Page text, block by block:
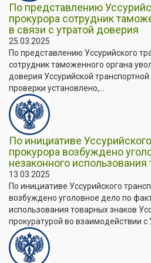
По представлению
прокурора сотрудник
в связи с утратой доверия
25.03.2025
По представлению Уссурийского
сотрудник таможенного органа
доверия Уссурийской
проверки установлено,...
По инициативе
прокурора возбуждено
незаконного
13.03.2025
По инициативе Уссурийского
возбуждено уголовное дело по
использования товарных знаков
прокуратурой во взаимодействии с